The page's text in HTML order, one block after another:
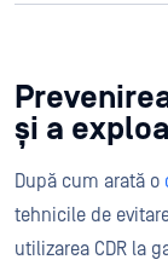
și a
După cum arată o
tehnicile de
utilizarea CDR la